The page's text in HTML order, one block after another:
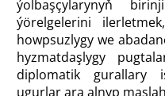
ýolbaşçylarynyň
ýörelgelerini
howpsuzlygy we
hyzmatdaşlygy
diplomatik gurallary
ugurlar ara alnyp